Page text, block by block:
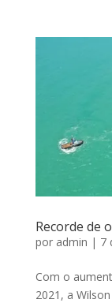
Recorde de
por admin | 7
Com o
2021, a